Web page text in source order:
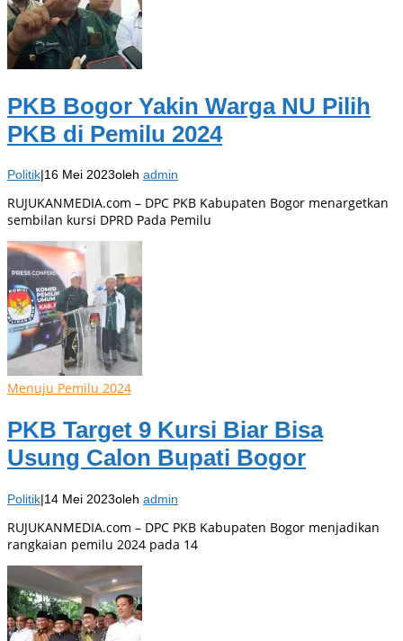
PKB Bogor Yakin Warga NU Pilih
PKB di Pemilu 2024
Politik|16 Mei 2023oleh admin
RUJUKANMEDIA.com – DPC PKB Kabupaten Bogor menargetkan
sembilan kursi DPRD Pada Pemilu
Menuju Pemilu 2024
PKB Target 9 Kursi Biar Bisa
Usung Calon Bupati Bogor
Politik|14 Mei 2023oleh admin
RUJUKANMEDIA.com – DPC PKB Kabupaten Bogor menjadikan
rangkaian pemilu 2024 pada 14